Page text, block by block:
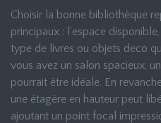
Choisir la bonne bibliothèque
principaux : l’espace
type de livres ou objets deco
vous avez un salon spacieux,
pourrait être idéale. En
une étagère en hauteur peut
ajoutant un point focal